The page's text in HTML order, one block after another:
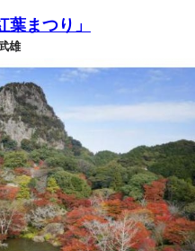
葉まつり」
雄